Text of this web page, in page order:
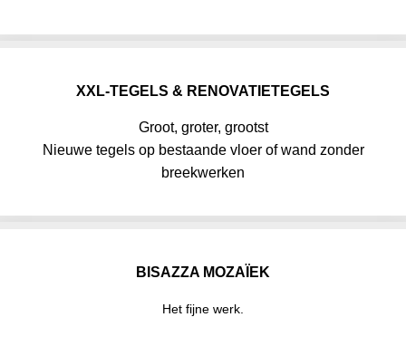
XXL-TEGELS & RENOVATIETEGELS
Groot, groter, grootst
Nieuwe tegels op bestaande vloer of wand zonder
breekwerken
BISAZZA MOZAÏEK
Het fijne werk.